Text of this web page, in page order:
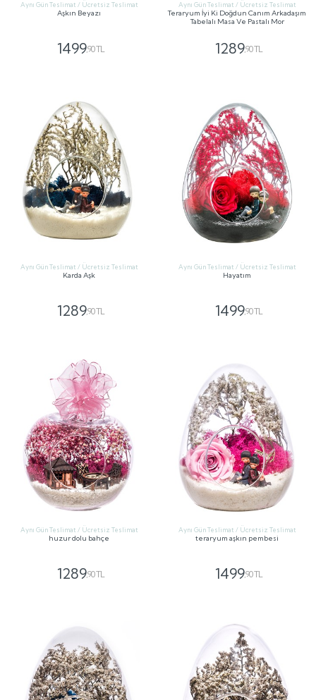
Aynı Gün Teslimat / Ücretsiz Teslimat
Aşkın Beyazı
1499,90 TL
Aynı Gün Teslimat / Ücretsiz Teslimat
Teraryum İyi Ki Doğdun Canım Arkadaşım
Tabelalı Masa Ve Pastalı Mor
1289,90 TL
Aynı Gün Teslimat / Ücretsiz Teslimat
Karda Aşk
1289,90 TL
Aynı Gün Teslimat / Ücretsiz Teslimat
Hayatım
1499,90 TL
Aynı Gün Teslimat / Ücretsiz Teslimat
huzur dolu bahçe
1289,90 TL
Aynı Gün Teslimat / Ücretsiz Teslimat
teraryum aşkın pembesi
1499,90 TL